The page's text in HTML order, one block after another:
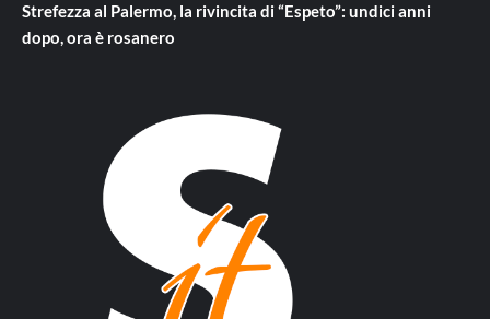
Strefezza al Palermo, la rivincita di “Espeto”: undici anni
dopo, ora è rosanero